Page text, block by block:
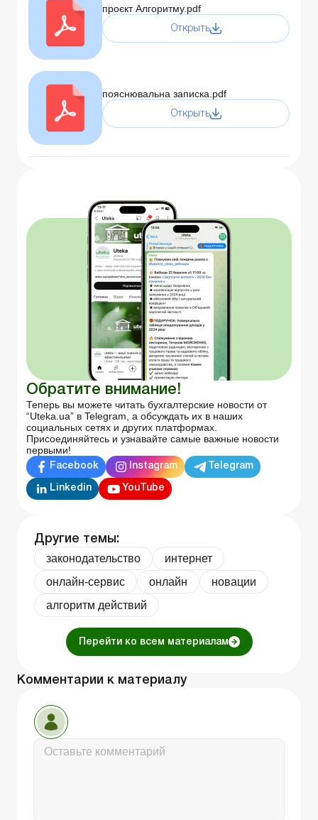
проєкт Алгоритму.pdf
Открыть
пояснювальна записка.pdf
Открыть
Обратите внимание!
Теперь вы можете читать бухгалтерские новости от
“Uteka.ua” в Telegram, а обсуждать их в наших
социальных сетях и других платформах.
Присоединяйтесь и узнавайте самые важные новости
первыми!
Facebook Instagram Telegram
Linkedin YouTube
Другие темы:
законодательство
интернет
онлайн-сервис
онлайн
новации
алгоритм действий
Перейти ко всем материалам
Комментарии к материалу